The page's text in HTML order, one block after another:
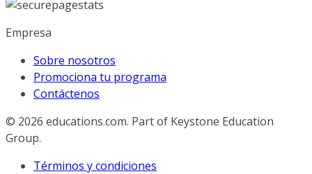
Empresa
Sobre nosotros
Promociona tu programa
Contáctenos
© 2026 educations.com. Part of Keystone Education
Group.
Términos y condiciones